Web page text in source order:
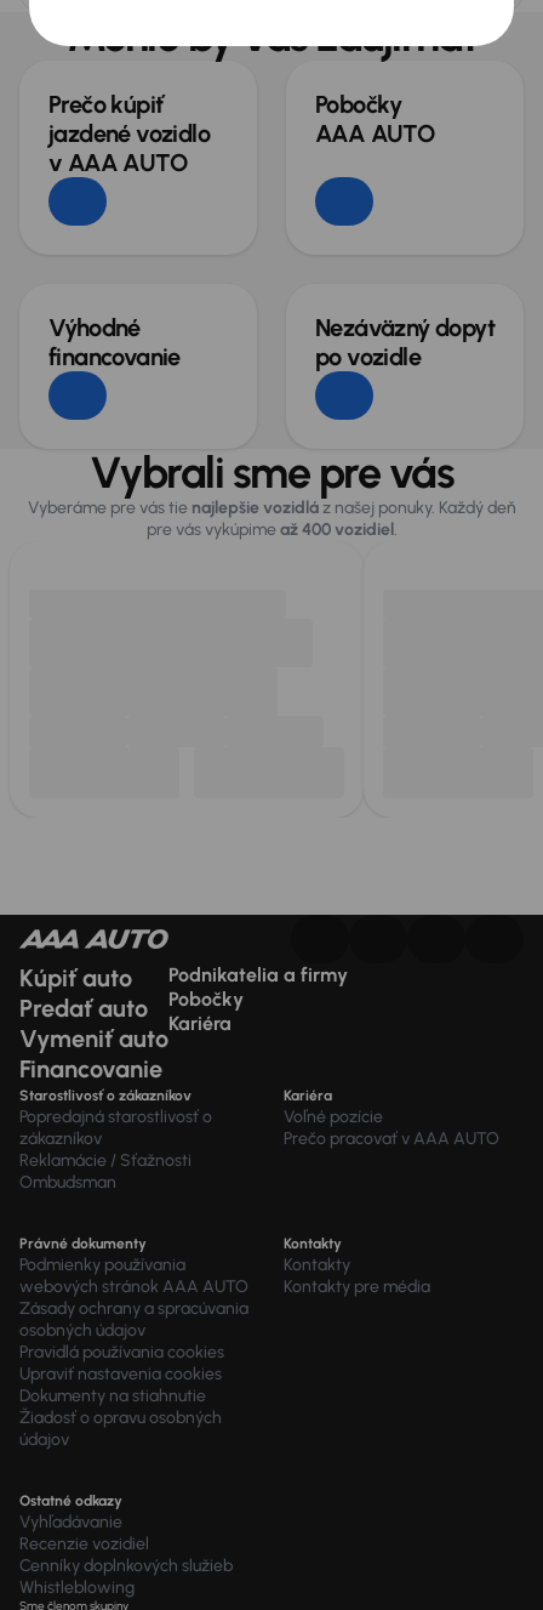
Mohlo by vás zaujímať
Prečo kúpiť
jazdené vozidlo
v AAA AUTO
Pobočky
AAA AUTO
Výhodné
financovanie
Nezáväzný dopyt
po vozidle
Vybrali sme pre vás
Vyberáme pre vás tie najlepšie vozidláz našej ponuky. Každý deň
pre vás vykúpimeaž 400 vozidiel.
Kúpiť auto
Predať auto
Vymeniť auto
Financovanie
Podnikatelia a firmy
Pobočky
Kariéra
Starostlivosť o zákazníkov
Popredajná starostlivosť o
zákazníkov
Reklamácie / Sťažnosti
Ombudsman
Kariéra
Voľné pozície
Prečo pracovať v AAA AUTO
Právné dokumenty
Podmienky používania
webových stránok AAA AUTO
Zásady ochrany a spracúvania
osobných údajov
Pravidlá používania cookies
Upraviť nastavenia cookies
Dokumenty na stiahnutie
Žiadosť o opravu osobných
údajov
Kontakty
Kontakty
Kontakty pre média
Ostatné odkazy
Vyhľadávanie
Recenzie vozidiel
Cenníky doplnkových služieb
Whistleblowing
Sme členom skupiny